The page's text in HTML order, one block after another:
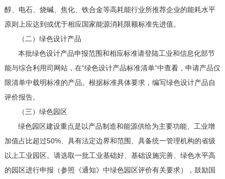
醇、电石、烧碱、焦化、铁合金等高耗能行业所推荐企业的能耗水平
原则上应达到或优于相应国家能源消耗限额标准先进值。
（二）绿色设计产品
本批绿色设计产品申报范围和相应标准请登陆工业和信息化部节
能与综合利用司网站，在“绿色设计产品标准清单”中查看，申请产品仅
限清单中载明标准的产品。根据标准具体要求，编写绿色设计产品自
评价报告。
（三）绿色园区
绿色园区建设重点是以产品制造和能源供给为主要功能、工业增
加值占比超过50%、具有法定边界和范围、具备统一管理机构的省级
以上工业园区。请选取一批工业基础好、基础设施完善、绿色水平高
的园区进行申报（参照《通知》中绿色园区评价有关要求），鼓励国